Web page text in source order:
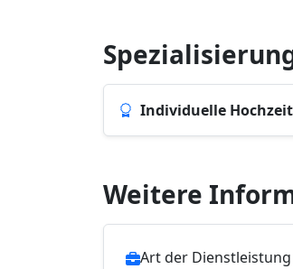
Individuelle
Weitere
Art der Dienstleistung